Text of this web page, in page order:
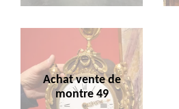
Achat vente de
montre 49